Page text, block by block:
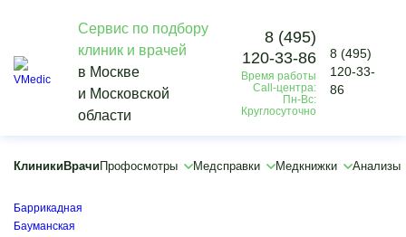
Сервис по подбору
клиник и врачей
в Москве
и Московской
области
8 (495)
120-33-86
Время работы
Call-центра:
Пн-Вс:
Круглосуточно
8 (495)
120-33-
86
Клиники Врачи Профосмотры Медсправки Медкнижки Анализы
Vmedic
Диагностика
Другие исследования
УЗИ суставов
Академическая
Баррикадная
Бауманская